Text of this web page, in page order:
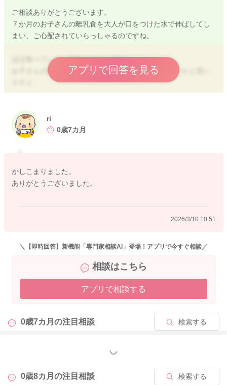
ご相談ありがとうございます。
７か月のお子さんの離乳食を大人が口をつけた水で伸ばしてし
まい、ご心配されていらっしゃるのですね。
ほぼ食べていない状況とのことですし、
お子さんの体調に変化がないようなら、様子見で良いかと思い
よろしくお願いします。
アプリで回答を見る
ri
0歳7カ月
かしこまりました。
ありがとうございました。
2026/3/10 10:51
＼【即時回答】新機能「専門家相談AI」登場！アプリで今すぐ相談／
相談はこちら
アプリで相談する
0歳7カ月の注目相談 検索する
もっと見る
0歳8カ月の注目相談 検索する